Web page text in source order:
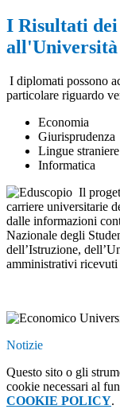
I Risultati
all'Università
I diplomati possono
particolare riguardo
Economia
Giurisprudenza
Lingue straniere
Informatica
Il
carriere universitarie
dalle informazioni
Nazionale degli
dell’Istruzione,
amministrativi ricevuti
Notizie
Questo sito o gli
cookie necessari al
COOKIE POLICY.